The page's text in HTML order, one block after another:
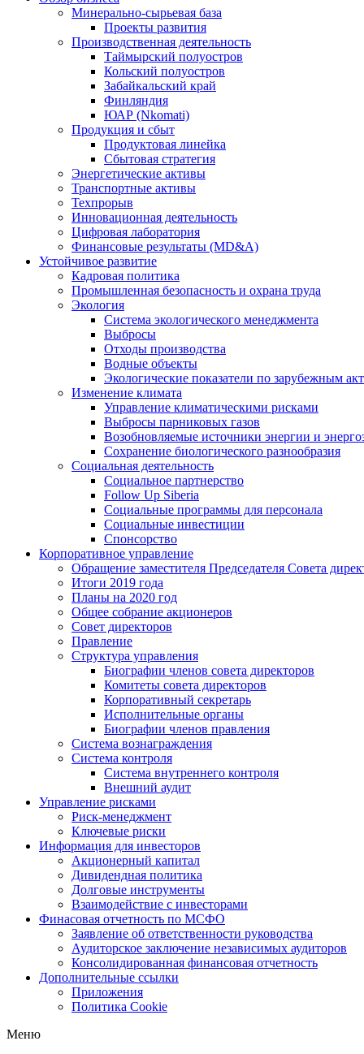
Минерально-сырьевая база
Проекты развития
Производственная деятельность
Таймырский полуостров
Кольский полуостров
Забайкальский край
Финляндия
ЮАР (Nkomati)
Продукция и сбыт
Продуктовая линейка
Сбытовая стратегия
Энергетические активы
Транспортные активы
Техпрорыв
Инновационная деятельность
Цифровая лаборатория
Финансовые результаты (MD&A)
Устойчивое развитие
Кадровая политика
Промышленная безопасность и охрана труда
Экология
Система экологического менеджмента
Выбросы
Отходы производства
Водные объекты
Экологические показатели по зарубежным
Изменение климата
Управление климатическими рисками
Выбросы парниковых газов
Возобновляемые источники энергии и
Сохранение биологического разнообразия
Социальная деятельность
Социальное партнерство
Follow Up Siberia
Социальные программы для персонала
Социальные инвестиции
Спонсорство
Корпоративное управление
Обращение заместителя Председателя Совета
Итоги 2019 года
Планы на 2020 год
Общее собрание акционеров
Совет директоров
Правление
Структура управления
Биографии членов совета директоров
Комитеты совета директоров
Корпоративный секретарь
Исполнительные органы
Биографии членов правления
Система вознаграждения
Система контроля
Система внутреннего контроля
Внешний аудит
Управление рисками
Риск-менеджмент
Ключевые риски
Информация для инвесторов
Акционерный капитал
Дивидендная политика
Долговые инструменты
Взаимодействие с инвеcторами
Финасовая отчетность по МСФО
Заявление об ответственности руководства
Аудиторское заключение независимых аудиторов
Консолидированная финансовая отчетность
Дополнительные ссылки
Приложения
Политика Cookie
Меню